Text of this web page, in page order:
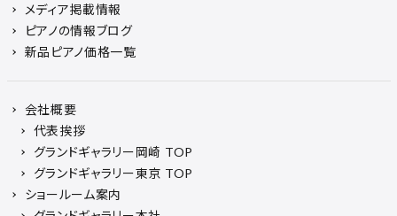
メディア掲載情報
ピアノの情報ブログ
新品ピアノ価格一覧
会社概要
代表挨拶
グランドギャラリー岡崎 TOP
グランドギャラリー東京 TOP
ショールーム案内